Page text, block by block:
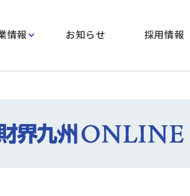
情報 お知らせ 採用情報